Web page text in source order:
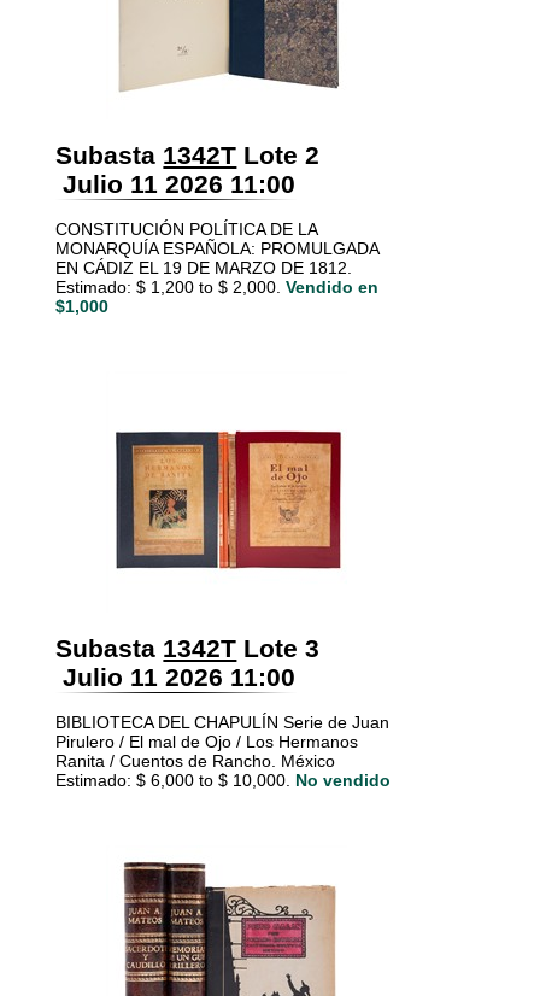
Subasta 1342T Lote 2
Julio 11 2026 11:00
CONSTITUCIÓN POLÍTICA DE LA
MONARQUÍA ESPAÑOLA: PROMULGADA
EN CÁDIZ EL 19 DE MARZO DE 1812.
Estimado: $ 1,200 to $ 2,000. Vendido en
$1,000
Subasta 1342T Lote 3
Julio 11 2026 11:00
BIBLIOTECA DEL CHAPULÍN Serie de Juan
Pirulero / El mal de Ojo / Los Hermanos
Ranita / Cuentos de Rancho. México
Estimado: $ 6,000 to $ 10,000. No vendido